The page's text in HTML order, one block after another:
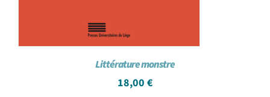
Littérature monstre
18,00 €